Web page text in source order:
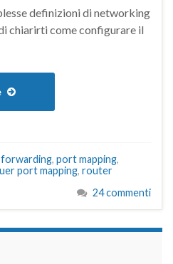
definizioni di networking
chiarirti come configurare il
, port mapping,
port mapping, router
24 commenti